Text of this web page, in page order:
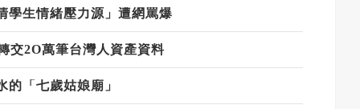
學生情緒壓力源」遭網罵爆
交2O萬筆台灣人資產資料
「七歲姑娘廟」